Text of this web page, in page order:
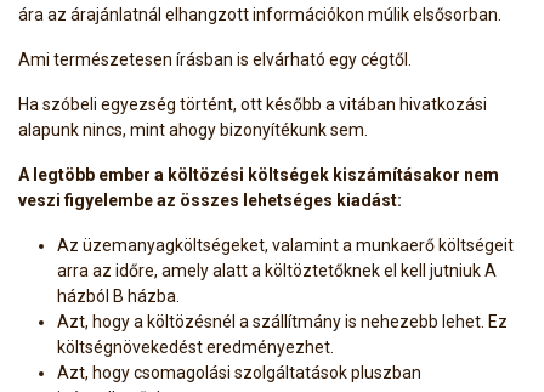
ára az árajánlatnál elhangzott információkon múlik elsősorban.
Ami természetesen írásban is elvárható egy cégtől.
Ha szóbeli egyezség történt, ott később a vitában hivatkozási
alapunk nincs, mint ahogy bizonyítékunk sem.
A legtöbb ember a költözési költségek kiszámításakor nem
veszi figyelembe az összes lehetséges kiadást:
Az üzemanyagköltségeket, valamint a munkaerő költségeit
arra az időre, amely alatt a költöztetőknek el kell jutniuk A
házból B házba.
Azt, hogy a költözésnél a szállítmány is nehezebb lehet. Ez
költségnövekedést eredményezhet.
Azt, hogy csomagolási szolgáltatások pluszban